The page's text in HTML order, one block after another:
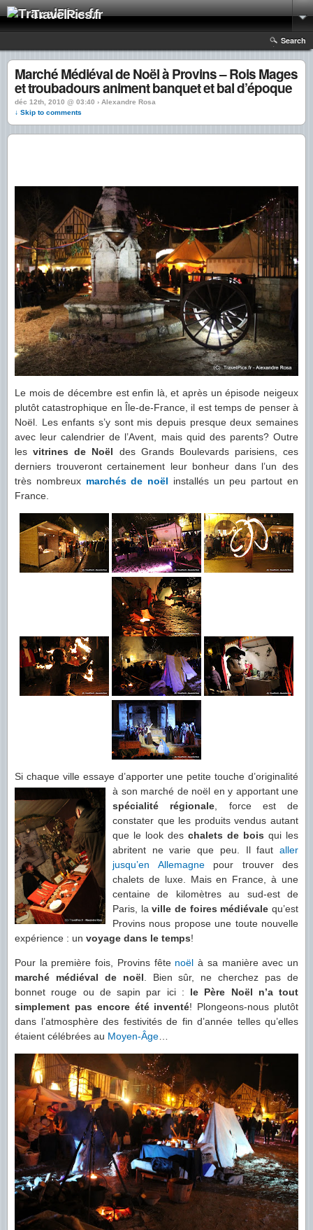
TravelPics.fr
Search
Marché Médiéval de Noël à Provins – Rois Mages
et troubadours animent banquet et bal d’époque
déc 12th, 2010 @ 03:40 › Alexandre Rosa
↓ Skip to comments
Le mois de décembre est enfin là, et après un épisode neigeux
plutôt catastrophique en Île-de-France, il est temps de penser à
Noël. Les enfants s’y sont mis depuis presque deux semaines
avec leur calendrier de l’Avent, mais quid des parents? Outre
lesvitrines de Noël des Grands Boulevards parisiens, ces
derniers trouveront certainement leur bonheur dans l’un des
très nombreux marchés de noël installés un peu partout en
France.
Si chaque ville essaye d’apporter une petite touche d’originalité
à son marché de noël en y apportant une
spécialité régionale , force est de
constater que les produits vendus autant
que le look des chalets de bois qui les
abritent ne varie que peu. Il faut aller
jusqu’en Allemagnepour trouver des
chalets de luxe. Mais en France, à une
centaine de kilomètres au sud-est de
Paris, laville de foires médiévale qu’est
Provins nous propose une toute nouvelle
expérience : un voyage dans le temps!
Pour la première fois, Provins fête noël à sa manière avec un
marché médiéval de noël . Bien sûr, ne cherchez pas de
bonnet rouge ou de sapin par ici : le Père Noël n’a tout
simplement pas encore été inventé! Plongeons-nous plutôt
dans l’atmosphère des festivités de fin d’année telles qu’elles
étaient célébrées au Moyen-Âge